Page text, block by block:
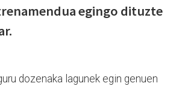
egingo dituzte
dozenaka lagunek egin genuen